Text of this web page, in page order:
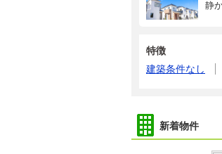
静
特徴
建築条件なし
新着物件